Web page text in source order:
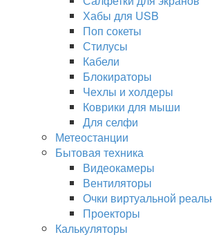
Хабы для USB
Поп сокеты
Стилусы
Кабели
Блокираторы
Чехлы и холдеры
Коврики для мыши
Для селфи
Метеостанции
Бытовая техника
Видеокамеры
Вентиляторы
Очки виртуальной
Проекторы
Калькуляторы